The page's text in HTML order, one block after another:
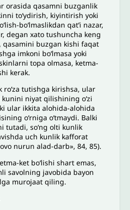
orasida qasamni buzganlik
to‘ydirish, kiyintirish yoki
bo‘lmaslikdan qat’i nazar,
degan xato tushuncha keng
qasamini buzgan kishi faqat
imkoni bo‘lmasa yoki
topa olmasa, ketma-
kerak.
ro‘za tutishga kirishsa, ular
niyat qilishining oʻzi
ular ikkita alohida-alohida
o‘rniga o‘tmaydi. Balki
tutadi, so‘ng olti kunlik
uch kunlik kafforat
nurun alad-darb», 84, 85).
ket bo‘lishi shart emas,
savolning javobida bayon
murojaat qiling.